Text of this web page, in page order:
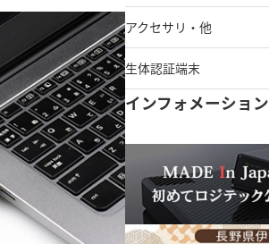
アクセサリ・他
生体認証端末
インフォメーション